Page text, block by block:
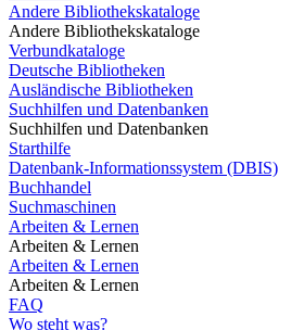
Andere Bibliothekskataloge
Andere Bibliothekskataloge
Verbundkataloge
Deutsche Bibliotheken
Ausländische Bibliotheken
Suchhilfen und Datenbanken
Suchhilfen und Datenbanken
Starthilfe
Datenbank-Informationssystem (DBIS)
Buchhandel
Suchmaschinen
Arbeiten & Lernen
Arbeiten & Lernen
Arbeiten & Lernen
Arbeiten & Lernen
FAQ
Wo steht was?